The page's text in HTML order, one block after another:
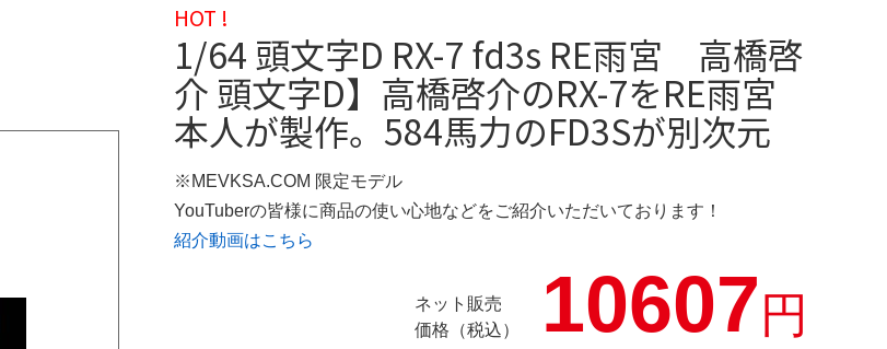
HOT !
1/64 頭文字D RX-7 fd3s RE雨宮 高橋啓
介 頭文字D】高橋啓介のRX-7をRE雨宮
本人が製作。584馬力のFD3Sが別次元
※MEVKSA.COM 限定モデル
YouTuberの皆様に商品の使い心地などをご紹介いただいております！
紹介動画はこちら
ネット販売
価格（税込）
10607円